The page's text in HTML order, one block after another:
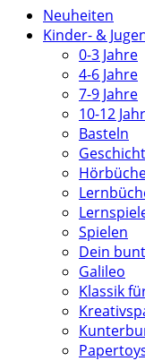
Neuheiten
Kinder- &
0-3 Jahre
4-6 Jahre
7-9 Jahre
10-12
Basteln
Spielen
Dein
Galileo
Klassik